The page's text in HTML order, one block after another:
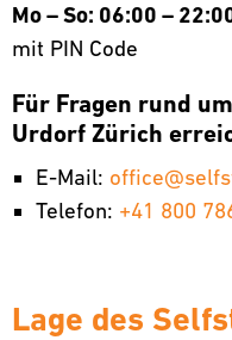
Mo – So: 06:00 –
mit PIN Code
Für Fragen rund
Urdorf Zürich
E-Mail:
Telefon: +41 800
Lage des